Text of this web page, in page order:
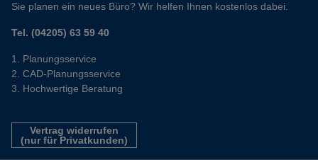
Sie planen ein neues Büro? Wir helfen Ihnen kostenlos dabei.
Tel. (04205) 63 59 40
Planungsservice
CAD-Planungsservice
Hochwertige Beratung
Vertrag widerrufen
(nur für Privatkunden)